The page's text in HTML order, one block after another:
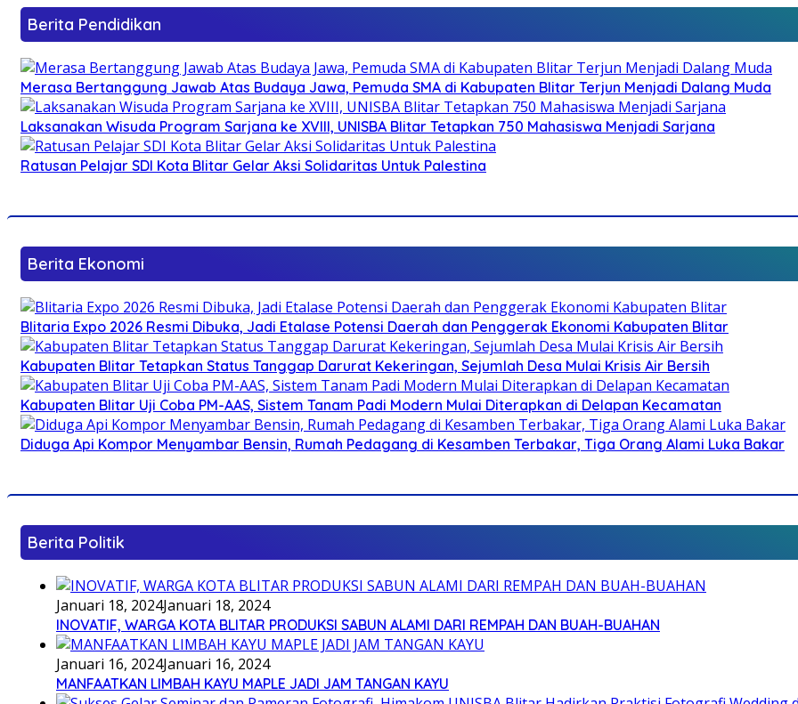
Berita Pendidikan
Merasa Bertanggung Jawab Atas Budaya Jawa, Pemuda SMA di Kabupaten Blitar Terjun Menjadi Dalang Muda
Laksanakan Wisuda Program Sarjana ke XVIII, UNISBA Blitar Tetapkan 750 Mahasiswa Menjadi Sarjana
Ratusan Pelajar SDI Kota Blitar Gelar Aksi Solidaritas Untuk Palestina
Berita Ekonomi
Blitaria Expo 2026 Resmi Dibuka, Jadi Etalase Potensi Daerah dan Penggerak Ekonomi Kabupaten Blitar
Kabupaten Blitar Tetapkan Status Tanggap Darurat Kekeringan, Sejumlah Desa Mulai Krisis Air Bersih
Kabupaten Blitar Uji Coba PM-AAS, Sistem Tanam Padi Modern Mulai Diterapkan di Delapan Kecamatan
Diduga Api Kompor Menyambar Bensin, Rumah Pedagang di Kesamben Terbakar, Tiga Orang Alami Luka Bakar
Berita Politik
Januari 18, 2024Januari 18, 2024
INOVATIF, WARGA KOTA BLITAR PRODUKSI SABUN ALAMI DARI REMPAH DAN BUAH-BUAHAN
Januari 16, 2024Januari 16, 2024
MANFAATKAN LIMBAH KAYU MAPLE JADI JAM TANGAN KAYU